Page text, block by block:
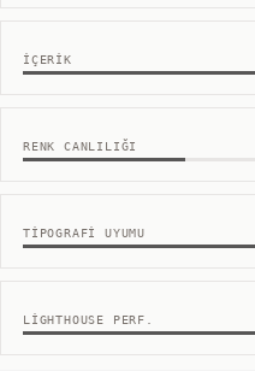
İÇERIK
RENK CANLILIĞI
TIPOGRAFI UYUMU
LIGHTHOUSE PERF.